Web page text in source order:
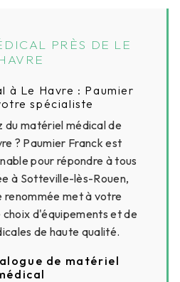
PRÈS DE LE
à Le Havre : Paumier
spécialiste
du matériel médical de
? Paumier Franck est
pour répondre à tous
à Sotteville-lès-Rouen,
met à votre
choix d'équipements et de
de haute qualité.
de matériel